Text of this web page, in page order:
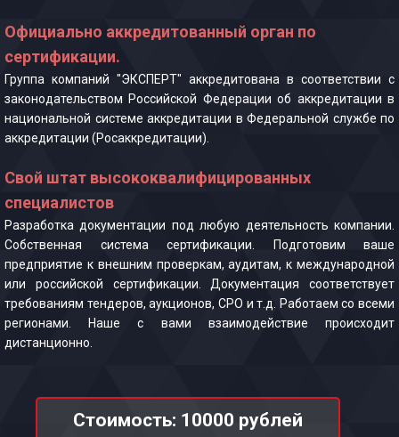
Официально аккредитованный орган по
сертификации.
Группа компаний "ЭКСПЕРТ" аккредитована в соответствии с
законодательством Российской Федерации об аккредитации в
национальной системе аккредитации в Федеральной службе по
аккредитации (Росаккредитации).
Свой штат высококвалифицированных
специалистов
Разработка документации под любую деятельность компании.
Собственная система сертификации. Подготовим ваше
предприятие к внешним проверкам, аудитам, к международной
или российской сертификации. Документация соответствует
требованиям тендеров, аукционов, СРО и т.д. Работаем со всеми
регионами. Наше с вами взаимодействие происходит
дистанционно.
Стоимость: 10000 рублей